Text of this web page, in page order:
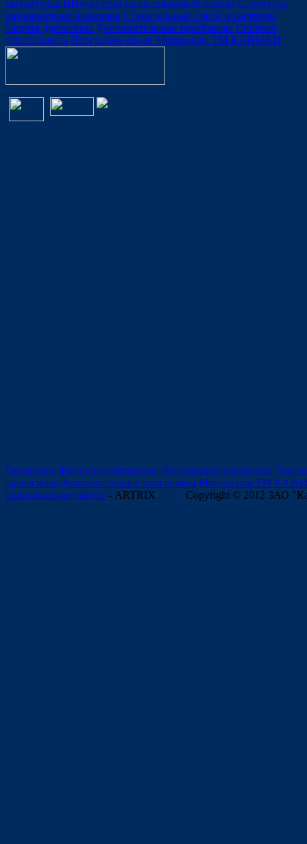
штукатурка Штукатурки на силиконовой основе Структура
разноцветных камешков Строительные смеси и растворы
Защита древесины Дополнительные программы Система
теплозащиты Программа обоев Материалы ТМ КАЙМАН
Грунтовки Фасадные материалы Внутренние материалы
древесины Дополнительные программы Материалы ТМ
Продвижение сайтов - ARTRIX Copyright © 2012 ЗАО